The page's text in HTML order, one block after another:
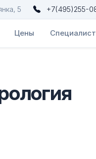
5 +7(495)255-
Цены